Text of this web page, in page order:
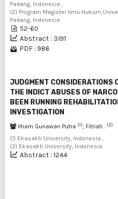
Padang, Indonesia ,
(2) Program Magister Ilmu
Padang, Indonesia
52-60
Abstract : 3191
PDF : 986
JUDGMENT CONSIDERATIONS
THE INDICT ABUSES OF
BEEN RUNNING
INVESTIGATION
Ilham Gunawan Putra (1), Fitriati . (2)
(1) Ekasakti University, Indonesia ,
(2) Ekasakti University, Indonesia
Abstract : 1244